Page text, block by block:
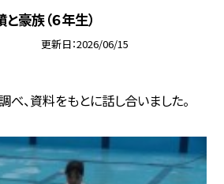
豪族（６年生）
更新日 2026/06/15
、資料をもとに話し合いました。